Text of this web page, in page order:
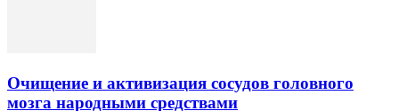
Очищение и активизация сосудов головного
мозга народными средствами